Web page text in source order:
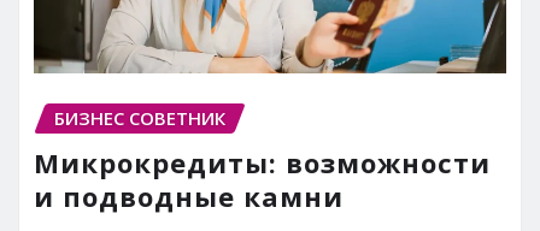
БИЗНЕС СОВЕТНИК
Микрокредиты: возможности
и подводные камни